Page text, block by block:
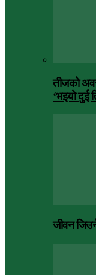
तीजको
‘भइयो दुई
जीवन